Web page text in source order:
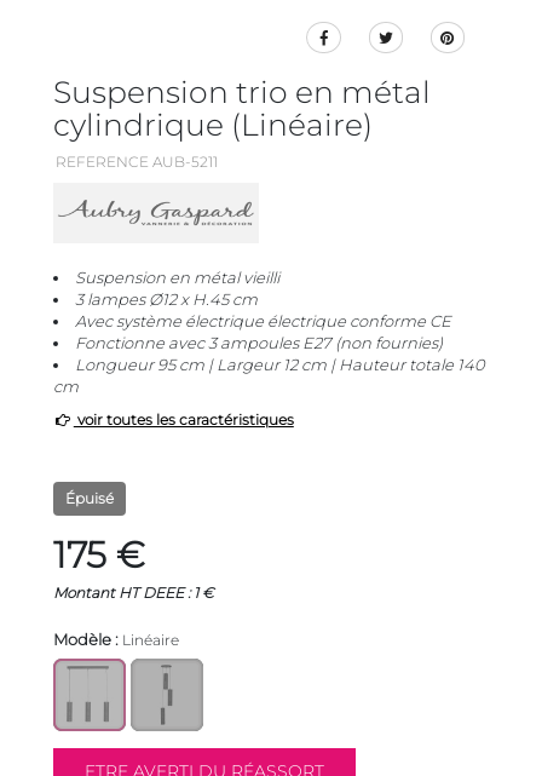
Suspension trio en métal
cylindrique (Linéaire)
REFERENCE AUB-5211
Suspension en métal vieilli
3 lampes Ø12 x H.45 cm
Avec système électrique électrique conforme CE
Fonctionne avec 3 ampoules E27 (non fournies)
Longueur 95 cm | Largeur 12 cm | Hauteur totale 140
cm
voir toutes les caractéristiques
Épuisé
175 €
Montant HT DEEE : 1 €
Modèle : Linéaire